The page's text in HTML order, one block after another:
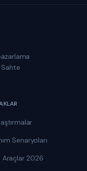
Sahte
Senaryoları
Araçlar 2026